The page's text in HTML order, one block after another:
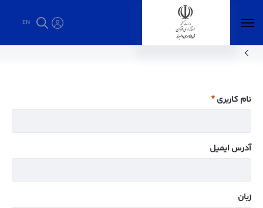
EN
استانداری قزوین - فرمانداری البرز
نام کاربری
ضروری
آدرس ایمیل
زبان